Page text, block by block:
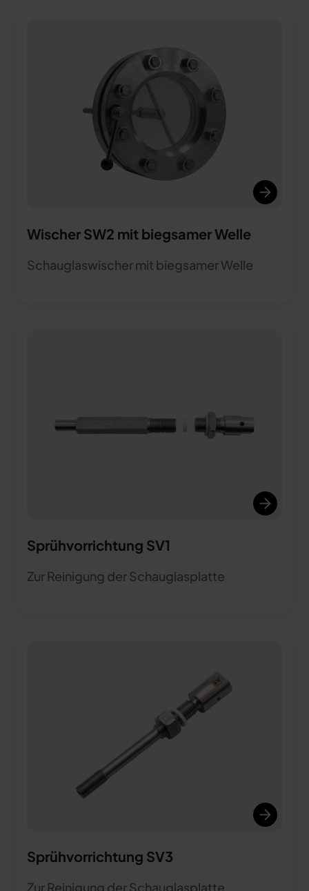
Wischer SW2 mit biegsamer Welle
Schauglaswischer mit biegsamer Welle
Sprühvorrichtung SV1
Zur Reinigung der Schauglasplatte
Sprühvorrichtung SV3
Zur Reinigung der Schauglasplatte